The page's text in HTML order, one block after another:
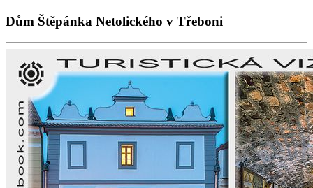
Dům Štěpánka Netolického v Třeboni